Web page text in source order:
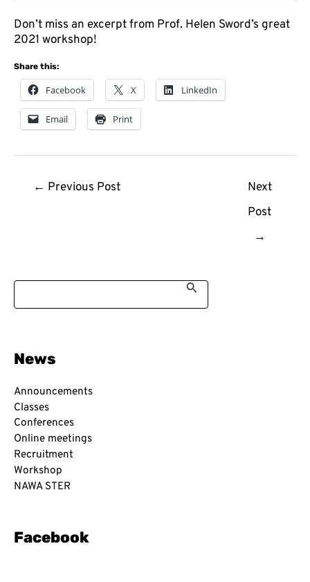
S
a
h
f
r
:
News
Announcements
Classes
Conferences
Online meetings
Recruitment
Workshop
NAWA STER
Facebook
Don’t miss an excerpt from Prof. Helen Sword’s great
2021 workshop!
Share this:
Facebook X LinkedIn
Email Print
navigation
← Previous Post
Next
Post
→